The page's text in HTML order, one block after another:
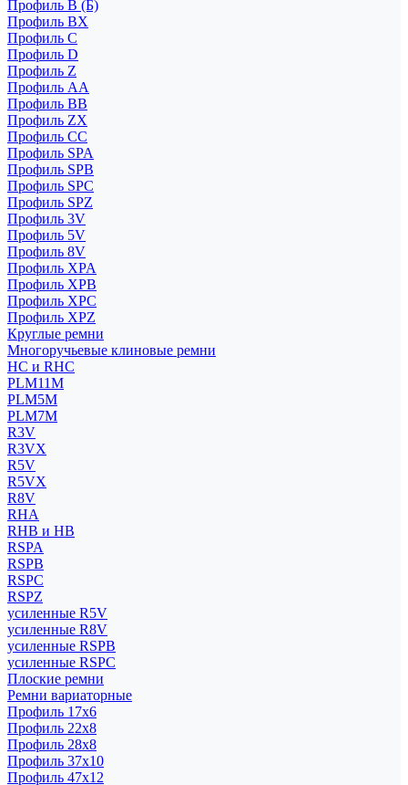
Профиль B (Б)
Профиль BX
Профиль C
Профиль D
Профиль Z
Профиль АА
Профиль BB
Профиль ZX
Профиль CC
Профиль SPA
Профиль SPB
Профиль SPC
Профиль SPZ
Профиль 3V
Профиль 5V
Профиль 8V
Профиль XPA
Профиль XPB
Профиль XPC
Профиль XPZ
Круглые ремни
Многоручьевые клиновые ремни
HC и RHC
PLM11M
PLM5M
PLM7M
R3V
R3VX
R5V
R5VX
R8V
RHA
RHB и HB
RSPA
RSPB
RSPC
RSPZ
усиленные R5V
усиленные R8V
усиленные RSPB
усиленные RSPC
Плоские ремни
Ремни вариаторные
Профиль 17x6
Профиль 22x8
Профиль 28x8
Профиль 37x10
Профиль 47x12